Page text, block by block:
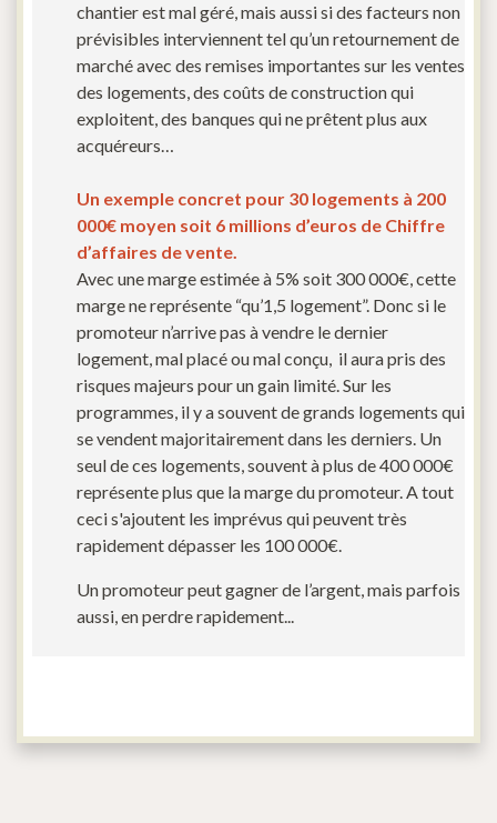
chantier est mal géré, mais aussi si des facteurs non
prévisibles interviennent tel qu’un retournement de
marché avec des remises importantes sur les ventes
des logements, des coûts de construction qui
exploitent, des banques qui ne prêtent plus aux
acquéreurs…
Un exemple concret pour 30 logements à 200
000€ moyen soit 6 millions d’euros de Chiffre
d’affaires de vente.
Avec une marge estimée à 5% soit 300 000€, cette
marge ne représente “qu’1,5 logement”. Donc si le
promoteur n’arrive pas à vendre le dernier
logement, mal placé ou mal conçu, il aura pris des
risques majeurs pour un gain limité. Sur les
programmes, il y a souvent de grands logements qui
se vendent majoritairement dans les derniers. Un
seul de ces logements, souvent à plus de 400 000€
représente plus que la marge du promoteur. A tout
ceci s'ajoutent les imprévus qui peuvent très
rapidement dépasser les 100 000€.
Un promoteur peut gagner de l’argent, mais parfois
aussi, en perdre rapidement...